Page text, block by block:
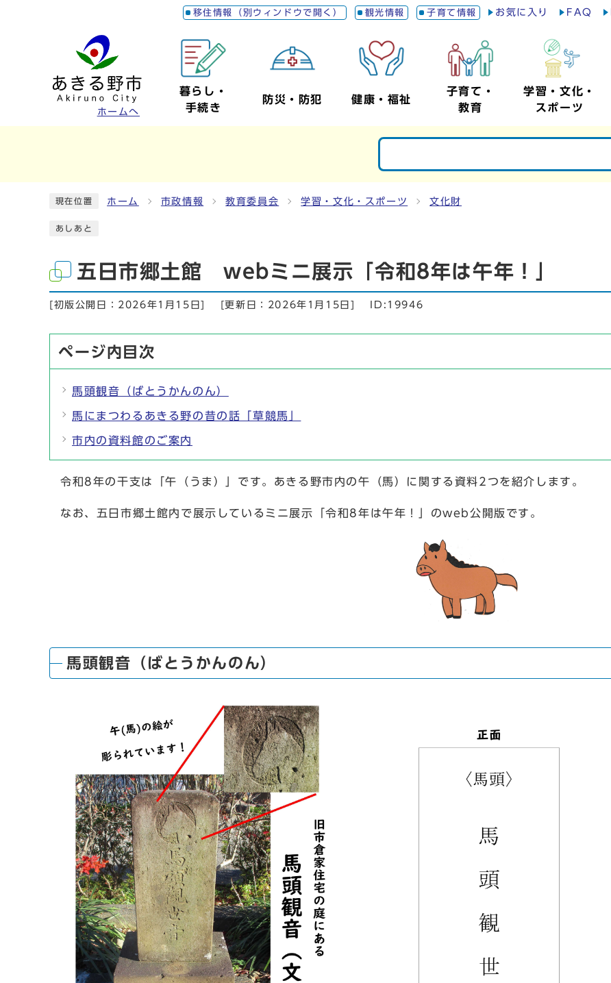
移住情報（別ウィンドウで開く） 観光情報 子育て情報 お気に入り FAQ
ホームへ
暮らし・
手続き
防災・防犯 健康・福祉
子育て・
教育
学習・文化・
スポーツ
現在位置 ホーム 市政情報 教育委員会 学習・文化・スポーツ 文化財
あしあと
五日市郷土館 webミニ展示「令和8年は午年！」
[初版公開日： 2026年1月15日] [更新日： 2026年1月15日 ] ID:19946
ページ内目次
馬頭観音（ばとうかんのん）
馬にまつわるあきる野の昔の話「草競馬」
市内の資料館のご案内
令和8年の干支は「午（うま）」です。あきる野市内の午（馬）に関する資料2つを紹介します。
なお、五日市郷土館内で展示しているミニ展示「令和8年は午年！」のweb公開版です。
馬頭観音（ばとうかんのん）